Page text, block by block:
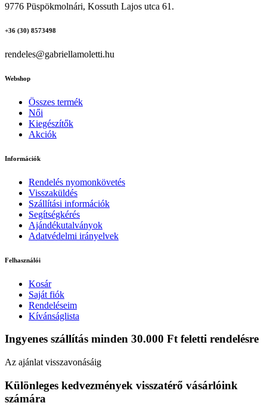
9776 Püspökmolnári, Kossuth Lajos utca 61.
+36 (30) 8573498
rendeles@gabriellamoletti.hu
Webshop
Összes termék
Női
Kiegészítők
Akciók
Információk
Rendelés nyomonkövetés
Visszaküldés
Szállítási információk
Segítségkérés
Ajándékutalványok
Adatvédelmi irányelvek
Felhasználói
Kosár
Saját fiók
Rendeléseim
Kívánságlista
Ingyenes szállítás minden 30.000 Ft feletti rendelésre
Az ajánlat visszavonásáig
Különleges kedvezmények visszatérő vásárlóink
számára